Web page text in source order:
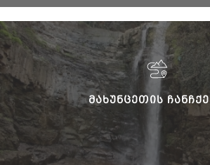
ᲛᲐᲮᲣᲜᲪᲔᲗᲘᲡ